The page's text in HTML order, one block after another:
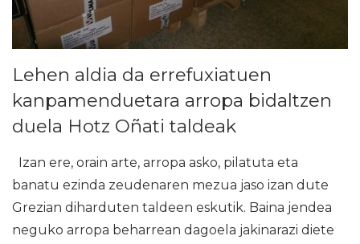
Lehen aldia da errefuxiatuen
kanpamenduetara arropa bidaltzen
duela Hotz Oñati taldeak
Izan ere, orain arte, arropa asko, pilatuta eta
banatu ezinda zeudenaren mezua jaso izan dute
Grezian diharduten taldeen eskutik. Baina jendea
neguko arropa beharrean dagoela jakinarazi diete